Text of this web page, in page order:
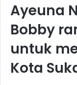
Ayeuna
Bobby
untuk
Kota